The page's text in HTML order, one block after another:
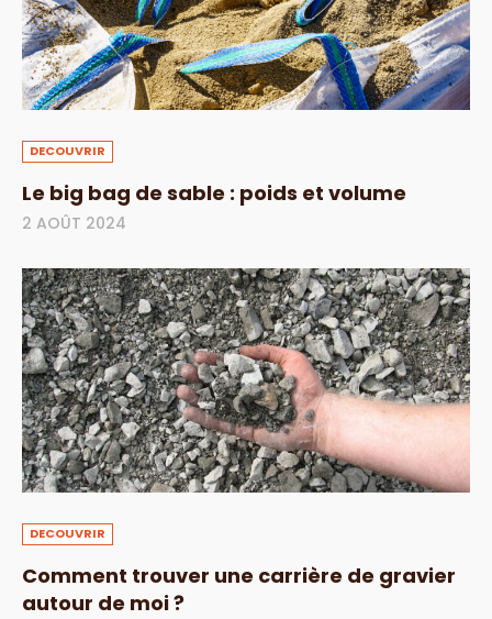
DECOUVRIR
Le big bag de sable : poids et volume
2 AOÛT 2024
DECOUVRIR
Comment trouver une carrière de gravier
autour de moi ?